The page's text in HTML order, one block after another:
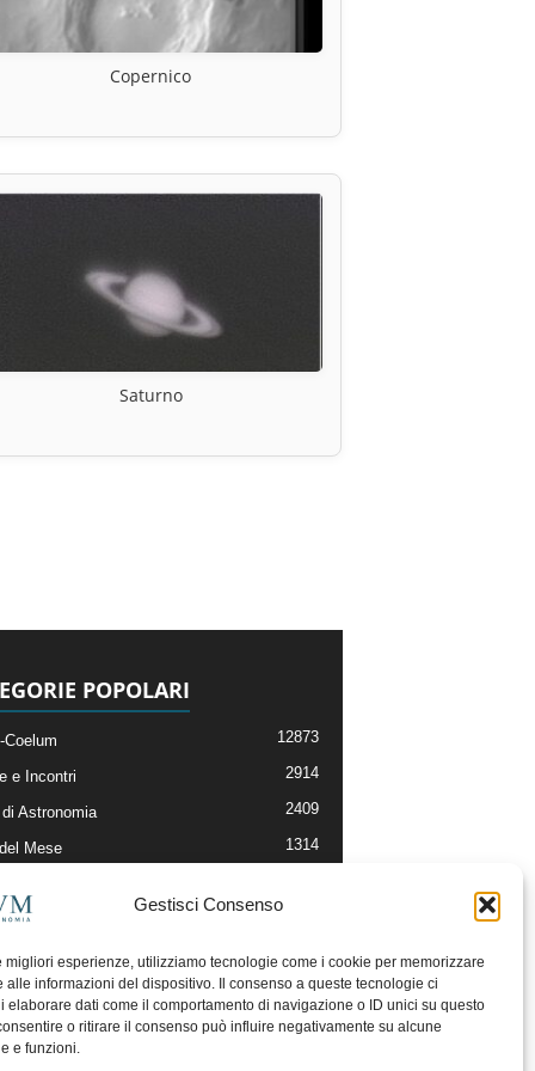
Gestisci Consenso
migliori esperienze, utilizziamo tecnologie come i cookie per memorizzare
alle informazioni del dispositivo. Il consenso a queste tecnologie ci
elaborare dati come il comportamento di navigazione o ID unici su questo
o ritirare il consenso può influire negativamente su alcune
e funzioni.
Copernico
Saturno
POPOLARI
Coelum 12873
e Incontri 2914
Astronomia 2409
Mese 1314
e Risorse On-Line
della Redazione